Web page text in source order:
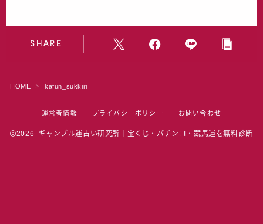
SHARE
HOME ＞ kafun_sukkiri
運営者情報 プライバシーポリシー お問い合わせ
2026 ギャンブル運占い研究所｜宝くじ・パチンコ・競馬運を無料診断